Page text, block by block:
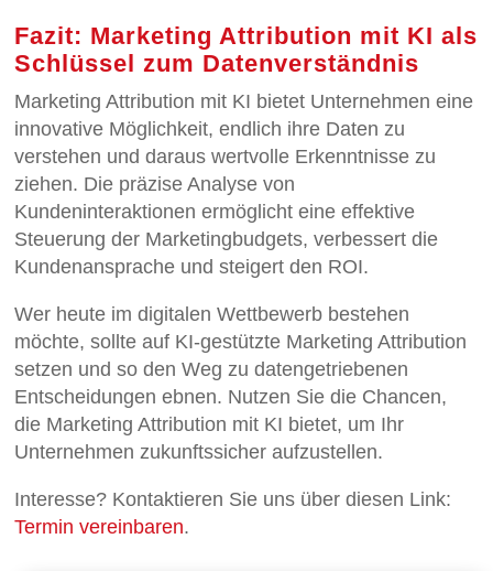
Fazit: Marketing Attribution mit KI als
Schlüssel zum Datenverständnis
Marketing Attribution mit KI bietet Unternehmen eine
innovative Möglichkeit, endlich ihre Daten zu
verstehen und daraus wertvolle Erkenntnisse zu
ziehen. Die präzise Analyse von
Kundeninteraktionen ermöglicht eine effektive
Steuerung der Marketingbudgets, verbessert die
Kundenansprache und steigert den ROI.
Wer heute im digitalen Wettbewerb bestehen
möchte, sollte auf KI-gestützte Marketing Attribution
setzen und so den Weg zu datengetriebenen
Entscheidungen ebnen. Nutzen Sie die Chancen,
die Marketing Attribution mit KI bietet, um Ihr
Unternehmen zukunftssicher aufzustellen.
Interesse? Kontaktieren Sie uns über diesen Link:
Termin vereinbaren.